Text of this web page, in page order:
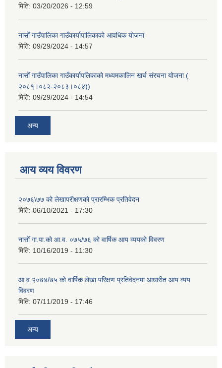
मिति: 03/20/2026 - 12:59
नासोँ गाउँपालिका गाउँकार्यापालिकाको आवधिक योजना
मिति: 09/29/2024 - 14:57
नासोँ गाउँपालिका गाउँकार्यापलिकाको मध्यमकालिन खर्च संरचना योजना (
२०८१्।०८२-२०८३।०८४))
मिति: 09/29/2024 - 14:54
अन्य
आय व्यय विवरण
२०७६\७७ को लेखापरीक्षणको प्रारम्भिक प्रतिवेदन
मिति: 06/10/2021 - 17:30
नासोँ गा.पा.को आ.व. ०७५/७६ को वार्षिक आय व्ययको विवरण
मिति: 10/16/2019 - 11:30
आ.व.२०७४/७५ को वार्षिक लेखा परिक्षण प्रतिवेदनमा आधारीत आय व्यय
विवरण
मिति: 07/11/2019 - 17:46
अन्य